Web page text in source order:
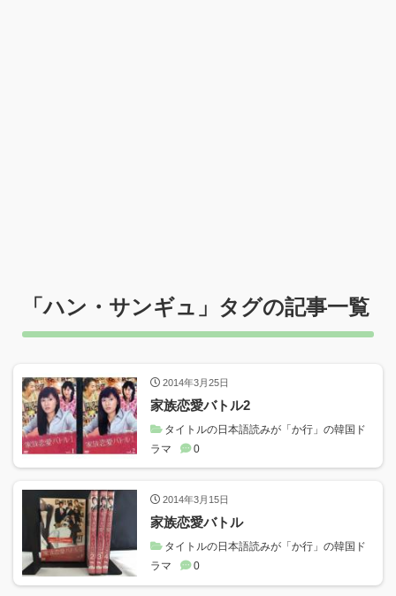
「ハン・サンギュ 」タグの記事一覧
2014年3月25日
家族恋愛バトル2
タイトルの日本語読みが「か行」の韓国ド
ラマ
0
2014年3月15日
家族恋愛バトル
タイトルの日本語読みが「か行」の韓国ド
ラマ
0